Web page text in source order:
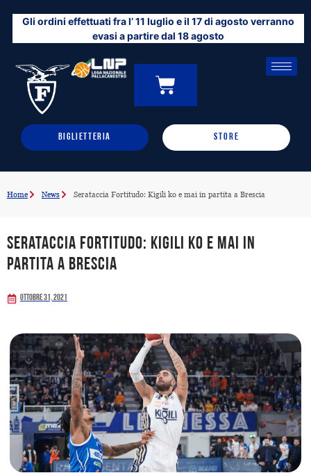
contenuto
Gli ordini effettuati fra l’ 11 luglio e il 17 di agosto verranno
evasi a partire dal 18 agosto
0
CARRELLO
BIGLIETTERIA STORE
Home News Serataccia Fortitudo: Kigili ko e mai in partita a Brescia
Serataccia Fortitudo: Kigili ko e mai in
partita a Brescia
Ottobre 31, 2021